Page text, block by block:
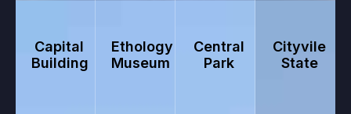
Capital
Building
Ethology
Museum
Central
Park
Cityvile
State